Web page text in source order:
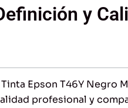
y
Current
$49.59.Epson T46Y Negro
profesional y